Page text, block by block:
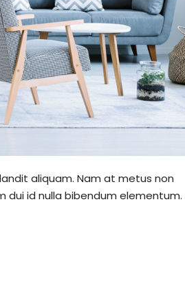
aliquam. Nam at metus non
dui id nulla bibendum elementum.